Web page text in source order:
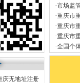
、
料）可加急
章、咨询
可1工作日）
一通电话，
册费哦！
无地址注册公司全力筑牢
真正意
地税、
提供工
变更、
公司地
制作L.
变更D.
·市场监
园调研
·重庆市
正通知
·重庆市
品安全
·重庆市
·全国个
·市重庆